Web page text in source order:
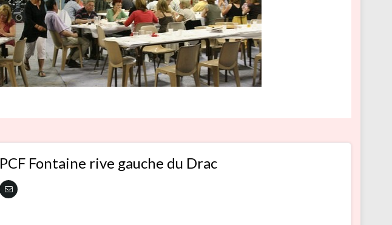
PCF Fontaine rive gauche du Drac